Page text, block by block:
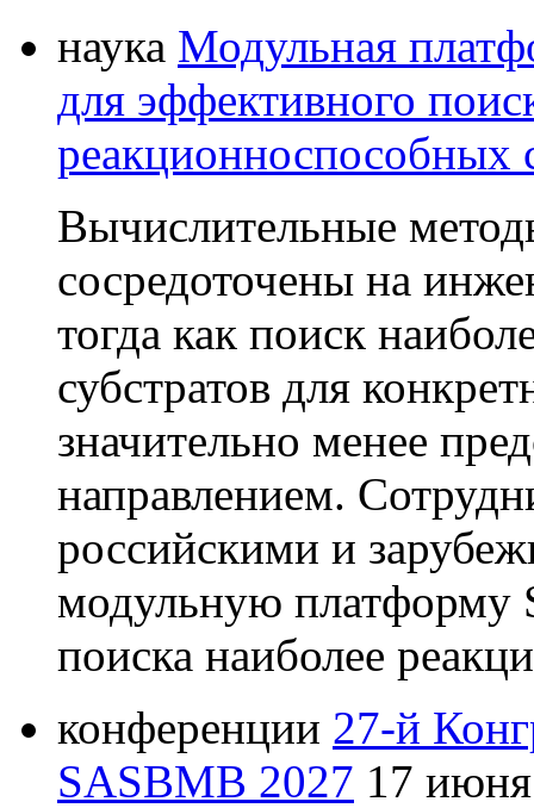
наука Модульная
для эффективного
реакционноспособных
Вычислительные
сосредоточены на
тогда как поиск
субстратов для
значительно менее
направлением.
российскими и
модульную платформу
поиска наиболее
конференции 27-й
SASBMB 2027 17 июня